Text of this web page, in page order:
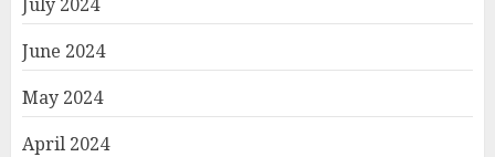
June 2024
May 2024
April 2024